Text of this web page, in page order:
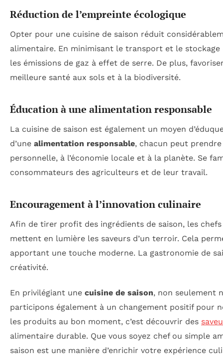
Réduction de l’empreinte écologique
Opter pour une cuisine de saison réduit
alimentaire. En minimisant le transport et le
les émissions de gaz à effet de serre. De plus,
meilleure santé aux sols et à la biodiversité.
Éducation à une alimentation responsable
La cuisine de saison est également un moyen
d’une alimentation responsable, chacun peut
personnelle, à l’économie locale et à la planète. Se
consommateurs des agriculteurs et de leur travail.
Encouragement à l’innovation culinaire
Afin de tirer profit des ingrédients de saison, les
mettent en lumière les saveurs d’un terroir. Cela
apportant une touche moderne. La gastronomie de
créativité.
En privilégiant une cuisine de saison, non seulement
participons également à un changement positif pour
les produits au bon moment, c’est découvrir des
alimentaire durable. Que vous soyez chef ou simple
saison est une manière d’enrichir votre expérience